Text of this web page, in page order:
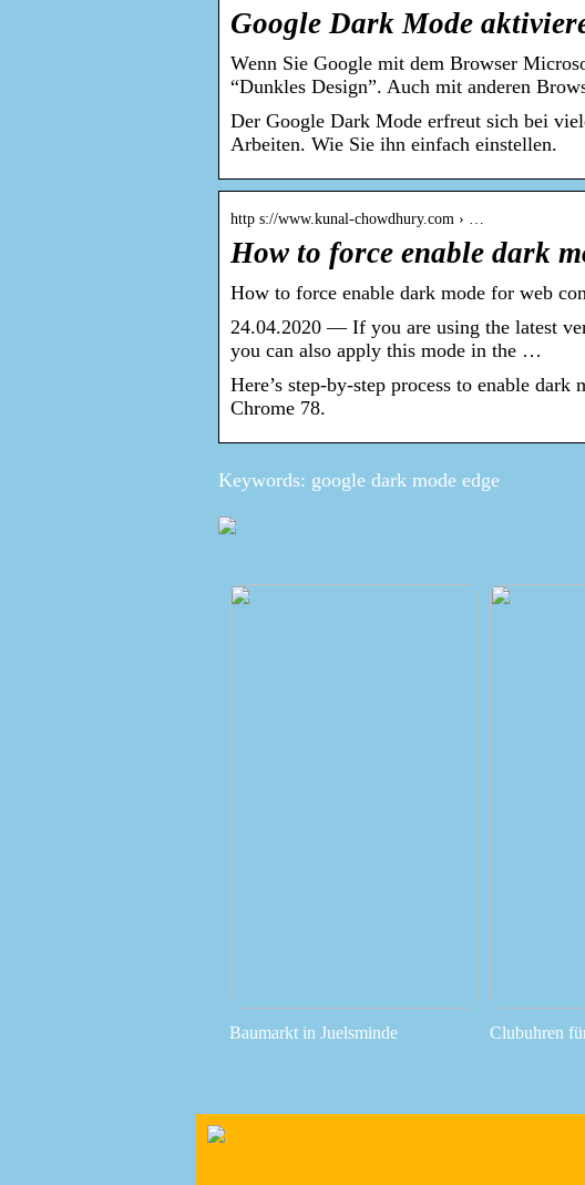
Google Dark Mode
Wenn Sie Google mit dem Browser
“Dunkles Design”. Auch mit anderen
Der Google Dark Mode erfreut sich bei
Arbeiten. Wie Sie ihn einfach einstellen.
http s://www.kunal-chowdhury.com › …
How to force enable dark
How to force enable dark mode for web
24.04.2020 — If you are using the latest
you can also apply this mode in the …
Here’s step-by-step process to enable
Chrome 78.
Keywords: google dark mode edge
Baumarkt in Juelsminde Clubuhren